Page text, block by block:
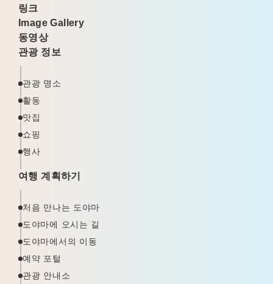
링크
Image Gallery
동영상
관광 정보
관광 명소
활동
맛집
쇼핑
행사
여행 계획하기
처음 만나는 도야마
도야마에 오시는 길
도야마에서의 이동
예약 포털
관광 안내소